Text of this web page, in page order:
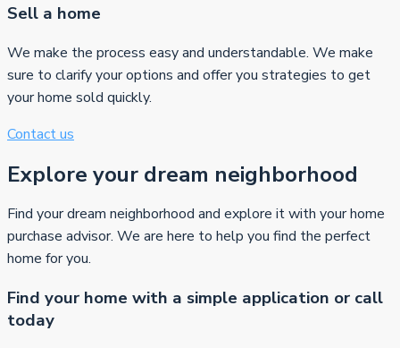
Sell a home
We make the process easy and understandable. We make
sure to clarify your options and offer you strategies to get
your home sold quickly.
Contact us
Explore your dream neighborhood
Find your dream neighborhood and explore it with your home
purchase advisor. We are here to help you find the perfect
home for you.
Find your home with a simple application or call
today